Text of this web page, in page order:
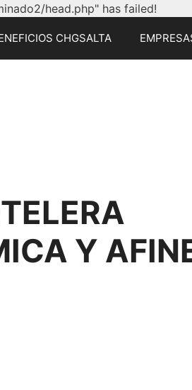
head.php" has failed!
CHGSALTA
Y